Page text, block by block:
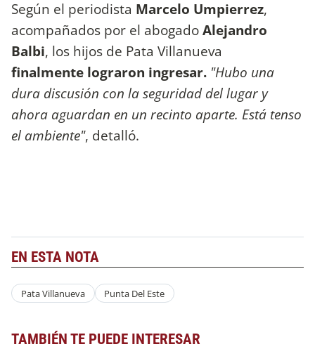
Según el periodista Marcelo Umpierrez,
acompañados por el abogadoAlejandro
Balbi, los hijos de Pata Villanueva
finalmente lograron ingresar. "Hubo una
dura discusión con la seguridad del lugar y
ahora aguardan en un recinto aparte. Está tenso
el ambiente", detalló.
EN ESTA NOTA
Pata Villanueva Punta Del Este
TAMBIÉN TE PUEDE INTERESAR